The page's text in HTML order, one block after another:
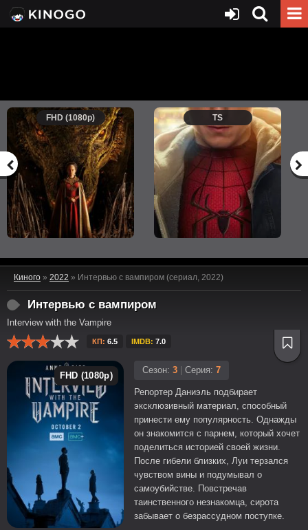
FHD (1080p) TS
Киного » 2022 » Интервью с вампиром (сериал, 2022)
Интервью с вампиром
Interview with the Vampire
КП: 6.5 IMDB: 7.0
FHD (1080p)
Сезон: 3 Серия: 7
Репортер Даниэль подбирает
эксклюзивный материал, способный
принести ему популярность. Однажды
он знакомится с парнем, который хочет
поделиться историей своей жизни.
После гибели близких, Луи терзался
чувством вины и подумывал о
самоубийстве. Повстречав
таинственного незнакомца, сирота
забывает о безрассудном поступке.